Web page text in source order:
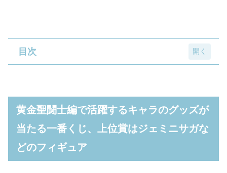
目次
たる一番くじ、上位賞はジェミニサガなどの
フィギュア
A賞「ジェミニサガフィギュア」
B賞「ペガサス星矢フィギュア」
黄金聖闘士編で活躍するキャラのグッズが
当たる一番くじ、上位賞はジェミニサガな
どのフィギュア